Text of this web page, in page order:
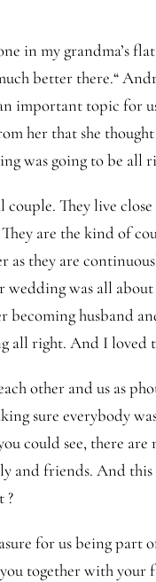
in my grandma’s
better there.“
important topic for
her that she
was going to be all
couple. They live
are the kind of
as they are
wedding was all
becoming husband
all right. And I loved
other and us as
sure everybody
could see, there
and friends. And this
?
for us being part
together with your